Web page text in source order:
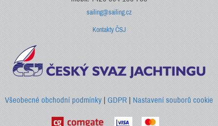
sailing@sailing.cz
Kontakty ČSJ
Všeobecné obchodní podmínky| GDPR|Nastavení souborů cookie